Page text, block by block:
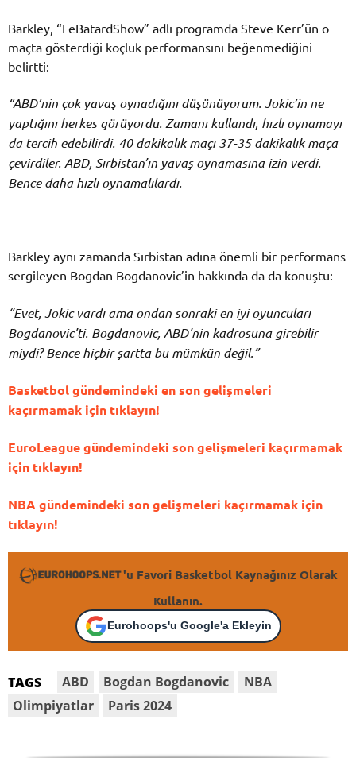
Barkley, “LeBatardShow” adlı programda Steve Kerr’ün o
maçta gösterdiği koçluk performansını beğenmediğini
belirtti:
“ABD’nin çok yavaş oynadığını düşünüyorum. Jokic’in ne
yaptığını herkes görüyordu. Zamanı kullandı, hızlı oynamayı
da tercih edebilirdi. 40 dakikalık maçı 37-35 dakikalık maça
çevirdiler. ABD, Sırbistan’ın yavaş oynamasına izin verdi.
Bence daha hızlı oynamalılardı.
Barkley aynı zamanda Sırbistan adına önemli bir performans
sergileyen Bogdan Bogdanovic’in hakkında da da konuştu:
“Evet, Jokic vardı ama ondan sonraki en iyi oyuncuları
Bogdanovic’ti. Bogdanovic, ABD’nin kadrosuna girebilir
miydi? Bence hiçbir şartta bu mümkün değil.”
Basketbol gündemindeki en son gelişmeleri
kaçırmamak için tıklayın!
EuroLeague gündemindeki son gelişmeleri kaçırmamak
için tıklayın!
NBA gündemindeki son gelişmeleri kaçırmamak için
tıklayın!
'u Favori Basketbol Kaynağınız Olarak
Kullanın.
Eurohoops'u Google'a Ekleyin
TAGS ABD Bogdan Bogdanovic
NBA
Olimpiyatlar
Paris 2024